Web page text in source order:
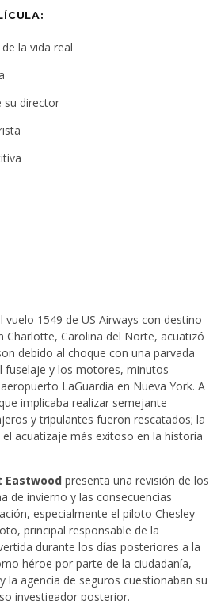
la vida real
su director
vuelo 1549 de US Airways con destino
Charlotte, Carolina del Norte, acuatizó
debido al choque con una parvada
fuselaje y los motores, minutos
LaGuardia en Nueva York. A
implicaba realizar semejante
y tripulantes fueron rescatados; la
acuatizaje más exitoso en la historia
Eastwood presenta una revisión de los
de invierno y las consecuencias
especialmente el piloto Chesley
principal responsable de la
durante los días posteriores a la
héroe por parte de la ciudadanía,
la agencia de seguros cuestionaban su
investigador posterior.